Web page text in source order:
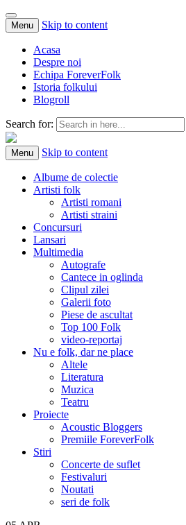
Menu Skip to content
Acasa
Despre noi
Echipa ForeverFolk
Istoria folkului
Blogroll
Search for:
ForeverFolk
Muzica sufletului tau
Menu Skip to content
Albume de colectie
Artisti folk
Artisti romani
Artisti straini
Concursuri
Lansari
Multimedia
Autografe
Cantece in oglinda
Clipul zilei
Galerii foto
Piese de ascultat
Top 100 Folk
video-reportaj
Nu e folk, dar ne place
Altele
Literatura
Muzica
Teatru
Proiecte
Acoustic Bloggers
Premiile ForeverFolk
Stiri
Concerte de suflet
Festivaluri
Noutati
seri de folk